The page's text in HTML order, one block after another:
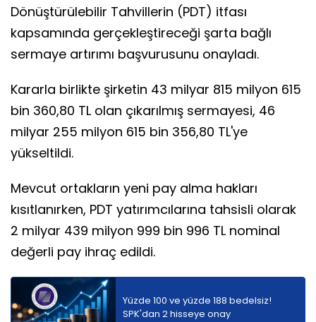
Dönüştürülebilir Tahvillerin (PDT) itfası
kapsamında gerçekleştireceği şarta bağlı
sermaye artırımı başvurusunu onayladı.
Kararla birlikte şirketin 43 milyar 815 milyon 615
bin 360,80 TL olan çıkarılmış sermayesi, 46
milyar 255 milyon 615 bin 356,80 TL'ye
yükseltildi.
Mevcut ortakların yeni pay alma hakları
kısıtlanırken, PDT yatırımcılarına tahsisli olarak
2 milyar 439 milyon 999 bin 996 TL nominal
değerli pay ihraç edildi.
Yüzde 100 ve yüzde 188 bedelsiz!
SPK'dan 2 hisseye onay